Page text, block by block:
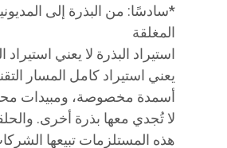
*​سادسًا: من البذرة إلى
المغلقة
استيراد البذرة لا يعني
يعني استيراد كامل المسار
أسمدة مخصوصة، ومبيدات
لا تُجدي معها بذرة أخرى.
هذه المستلزمات تبيعها